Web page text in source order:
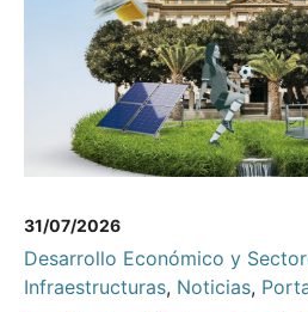
31/07/2026
Desarrollo Económico y
Infraestructuras, Noticias,